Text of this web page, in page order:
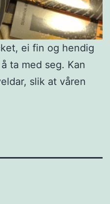
ei fin og hendig
ta med seg. Kan
slik at våren